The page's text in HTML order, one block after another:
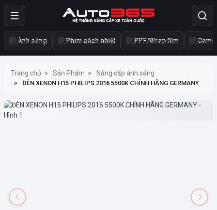
Ánh sáng Phim cách nhiệt PPF/Wrap film
Trang chủ Sản Phẩm Nâng cấp ánh sáng
ĐÈN XENON H15 PHILIPS 2016 5500K CHÍNH HÃNG GERMANY